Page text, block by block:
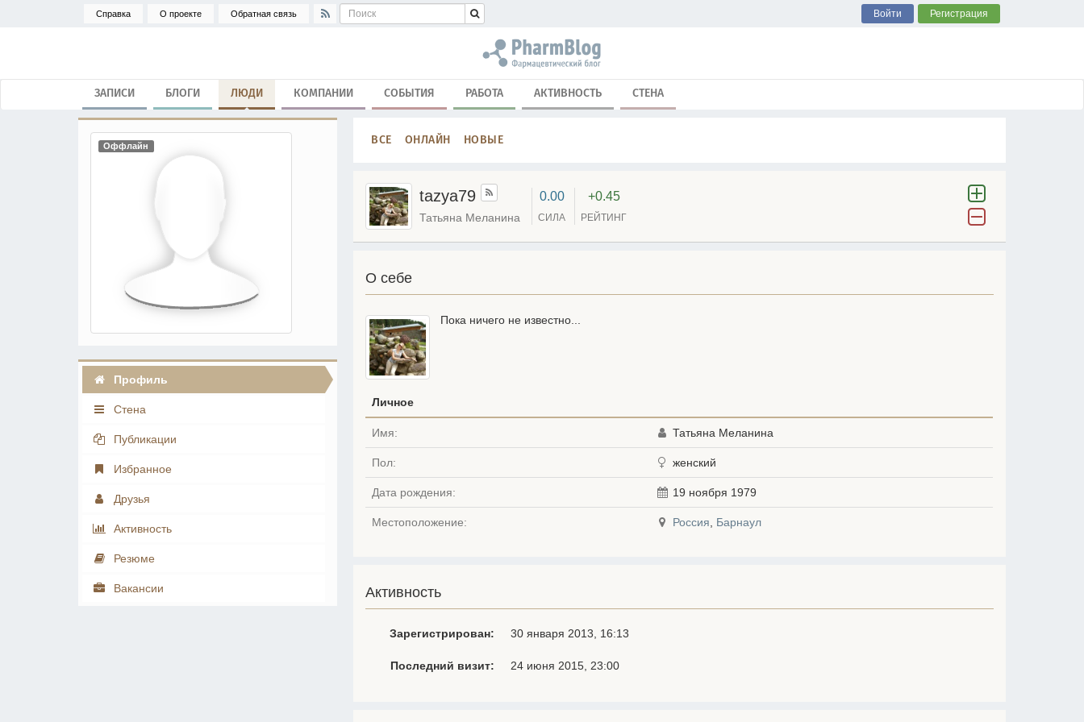
Справка О проекте Обратная связь Войти Регистрация
ЗАПИСИ БЛОГИ ЛЮДИ КОМПАНИИ СОБЫТИЯ РАБОТА АКТИВНОСТЬ СТЕНА
ВСЕ ОНЛАЙН НОВЫЕ
tazya79
Татьяна Меланина
0.00
СИЛА
+0.45
РЕЙТИНГ
О себе
Пока ничего не известно...
Личное
Имя: Татьяна Меланина
Пол: женский
Дата рождения: 19 ноября 1979
Местоположение: Россия Барнаул
Активность
Зарегистрирован: 30 января 2013, 16:13
Последний визит: 24 июня 2015, 23:00
Оффлайн
Профиль
Стена
Публикации
Избранное
Друзья
Активность
Резюме
Вакансии